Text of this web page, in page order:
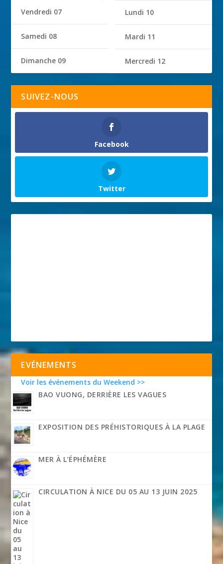
Vendredi 07
Samedi 08
Dimanche 09
Lundi 10
Mardi 11
Mercredi 12
SUIVEZ-NOUS
Facebook
Twitter
EVÉNEMENTS
Voir les événements du Weekend >>
BAO VUONG, DERRIÈRE LES VAGUES
EXPOSITION DES PRÉHISTORIQUES À LA PLAGE
MER À L’ÉPHÉMÈRE
CIRCULATION À NICE DU 05 AU 13 JUIN 2025